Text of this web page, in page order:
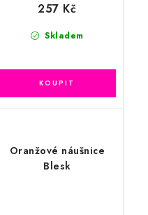
Skladem
257 Kč
Oranžové náušnice
Blesk